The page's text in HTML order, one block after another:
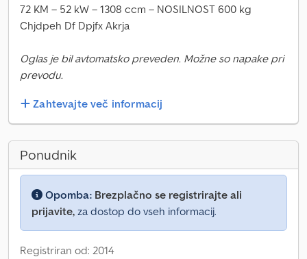
72 KM – 52 kW – 1308 ccm – NOSILNOST 600 kg
Chjdpeh Df Dpjfx Akrja
Oglas je bil avtomatsko preveden. Možne so napake pri
prevodu.
Zahtevajte več informacij
Ponudnik
Opomba: Brezplačno se registrirajte ali
prijavite, za dostop do vseh informacij.
Registriran od: 2014